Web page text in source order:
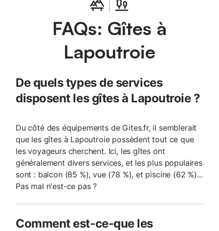
FAQs: Gîtes à
Lapoutroie
De quels types de services
disposent les gîtes à Lapoutroie ?
Du côté des équipements de Gites.fr, il semblerait
que les gîtes à Lapoutroie possèdent tout ce que
les voyageurs cherchent. Ici, les gîtes ont
généralement divers services, et les plus populaires
sont : balcon (85 %), vue (78 %), et piscine (62 %)...
Pas mal n'est-ce pas ?
Comment est-ce-que les